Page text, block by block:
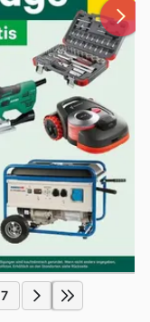
7